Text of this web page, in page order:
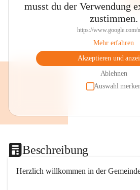
musst du der Verwendung
zustimmen.
https://www.google.com/
Mehr erfahren
Akzeptieren und
Ablehnen
Auswahl
Beschreibung
Herzlich willkommen in der